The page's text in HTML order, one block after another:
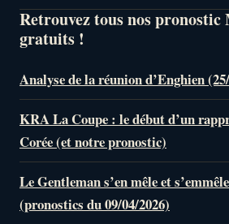
Retrouvez tous nos
gratuits !
Analyse de la réunion d’Enghien
KRA La Coupe : le début d’un
Corée (et notre pronostic)
Le Gentleman s’en mêle et
(pronostics du 09/04/2026)